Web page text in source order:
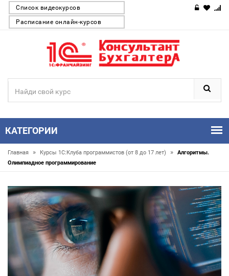
Список видеокурсов
Расписание онлайн-курсов
КАТЕГОРИИ
Главная » Курсы 1С:Клуба программистов (от 8 до 17 лет) »
Алгоритмы.
Олимпиадное программирование